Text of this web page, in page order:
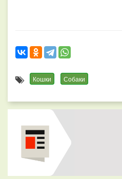
Кошки Собаки